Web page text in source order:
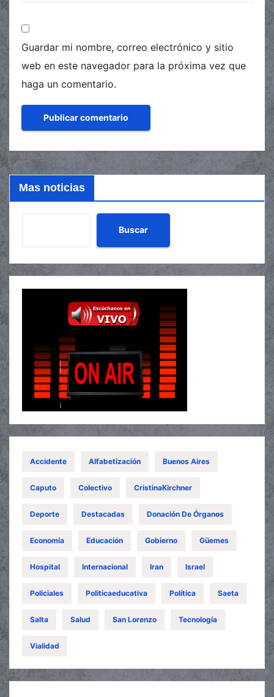
Guardar mi nombre, correo electrónico y sitio
web en este navegador para la próxima vez que
haga un comentario.
Mas noticias
Buscar
Accidente Alfabetización Buenos Aires
Caputo Colectivo CristinaKirchner
Deporte Destacadas Donación De Órganos
Economía Educación Gobierno Güemes
Hospital Internacional Iran Israel
Policiales Politicaeducativa Política Saeta
Salta Salud San Lorenzo Tecnología
Vialidad